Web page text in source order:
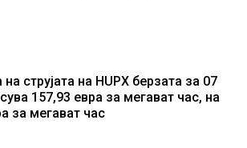
струјата на HUPX берзата за 07
157,93 евра за мегават час, на
за мегават час